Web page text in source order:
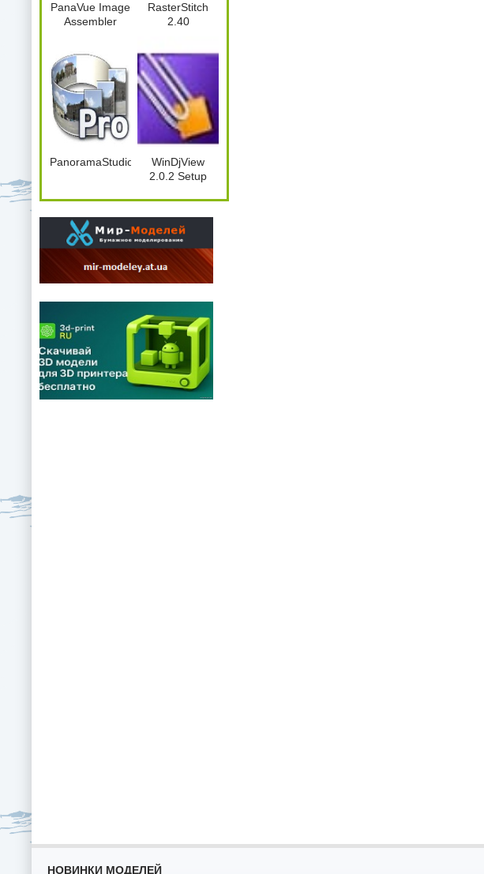
PanaVue Image
Assembler
RasterStitch
2.40
PanoramaStudio2Pro.2.5.0.164.x86.Port
WinDjView
2.0.2 Setup
НОВИНКИ МОДЕЛЕЙ